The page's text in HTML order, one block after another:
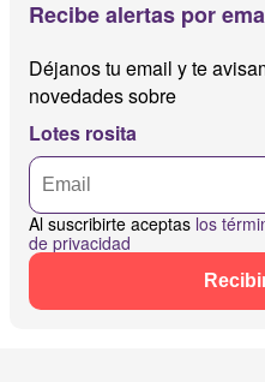
Recibe alertas por
Déjanos tu email y te
novedades sobre
Lotes rosita
Al suscribirte aceptas los
de privacidad